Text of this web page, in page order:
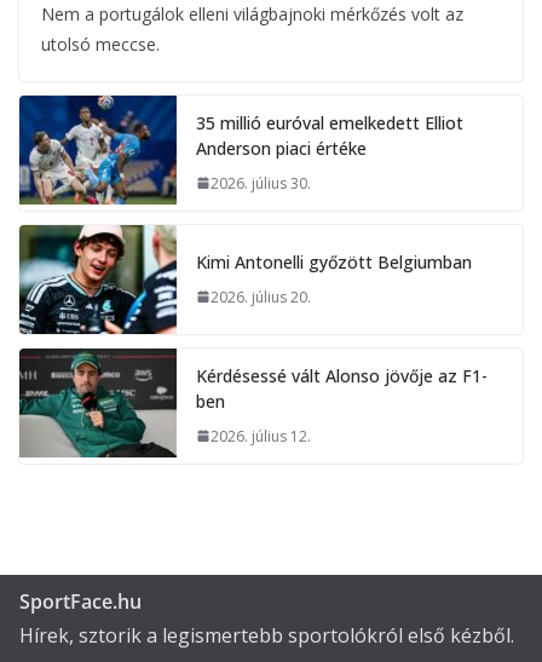
Nem a portugálok elleni világbajnoki mérkőzés volt az
utolsó meccse.
35 millió euróval emelkedett Elliot
Anderson piaci értéke
2026. július 30.
Kimi Antonelli győzött Belgiumban
2026. július 20.
Kérdésessé vált Alonso jövője az F1-
ben
2026. július 12.
SportFace.hu
Hírek, sztorik a legismertebb sportolókról első kézből.